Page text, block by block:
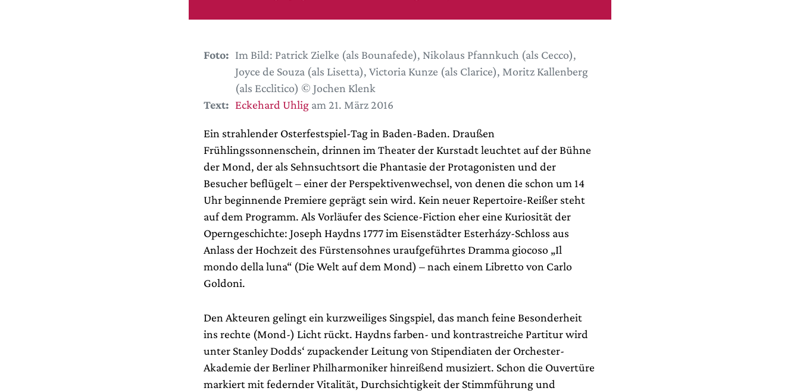
Foto: Im Bild: Patrick Zielke (als Bounafede), Nikolaus Pfannkuch (als Cecco),
Joyce de Souza (als Lisetta), Victoria Kunze (als Clarice), Moritz Kallenberg
(als Ecclitico) © Jochen Klenk
Text: Eckehard Uhligam 21. März 2016
Ein strahlender Osterfestspiel-Tag in Baden-Baden. Draußen
Frühlingssonnenschein, drinnen im Theater der Kurstadt leuchtet auf der Bühne
der Mond, der als Sehnsuchtsort die Phantasie der Protagonisten und der
Besucher beflügelt – einer der Perspektivenwechsel, von denen die schon um 14
Uhr beginnende Premiere geprägt sein wird. Kein neuer Repertoire-Reißer steht
auf dem Programm. Als Vorläufer des Science-Fiction eher eine Kuriosität der
Operngeschichte: Joseph Haydns 1777 im Eisenstädter Esterházy-Schloss aus
Anlass der Hochzeit des Fürstensohnes uraufgeführtes Dramma giocoso „Il
mondo della luna“ (Die Welt auf dem Mond) – nach einem Libretto von Carlo
Goldoni.
Den Akteuren gelingt ein kurzweiliges Singspiel, das manch feine Besonderheit
ins rechte (Mond-) Licht rückt. Haydns farben- und kontrastreiche Partitur wird
unter Stanley Dodds‘ zupackender Leitung von Stipendiaten der Orchester-
Akademie der Berliner Philharmoniker hinreißend musiziert. Schon die Ouvertüre
markiert mit federnder Vitalität, Durchsichtigkeit der Stimmführung und